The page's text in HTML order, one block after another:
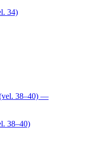
34)
38–40)